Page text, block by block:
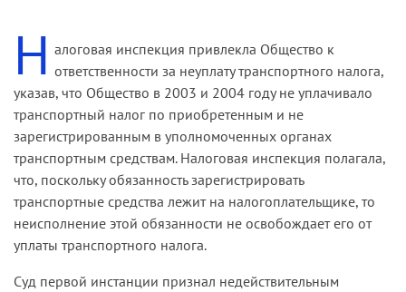
Н алоговая инспекция привлекла Общество к
ответственности за неуплату транспортного налога,
указав, что Общество в 2003 и 2004 году не уплачивало
транспортный налог по приобретенным и не
зарегистрированным в уполномоченных органах
транспортным средствам. Налоговая инспекция полагала,
что, поскольку обязанность зарегистрировать
транспортные средства лежит на налогоплательщике, то
неисполнение этой обязанности не освобождает его от
уплаты транспортного налога.
Суд первой инстанции признал недействительным